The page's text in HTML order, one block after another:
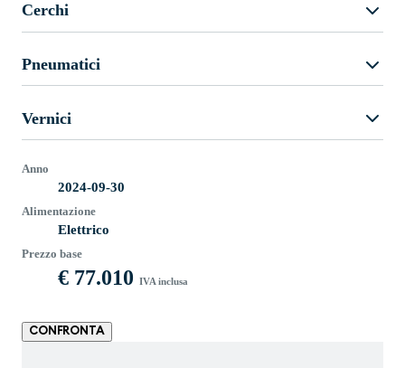
Cerchi
Pneumatici
Vernici
Anno
2024-09-30
Alimentazione
Elettrico
Prezzo base
€ 77.010 IVA inclusa
CONFRONTA